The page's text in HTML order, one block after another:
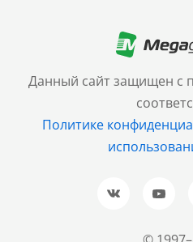
Данный сайт защищен с
Политике
+7 (499) 705-30-10
Санкт-Петербург
+7 (812) 600-77-33
Барнаул
+7 (961) 999-93-93
Новосибирск